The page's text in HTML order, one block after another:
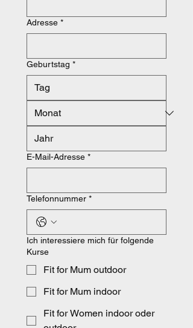
Adresse *
Geburtstag *
E-Mail-Adresse *
Telefonnummer *
Ich interessiere mich für folgende
Kurse
Fit for Mum outdoor
Fit for Mum indoor
Fit for Women indoor oder